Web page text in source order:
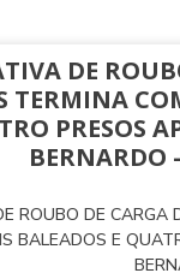
DE
TERMINA
PRESOS
ROUBO DE CARGA
BALEADOS E